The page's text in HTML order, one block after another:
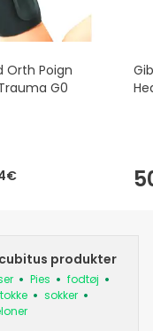
Orth Poign
G0
produkter
Pies
fodtøj
sokker